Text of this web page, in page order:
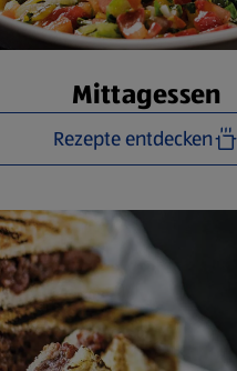
Mittagessen
Rezepte entdecken